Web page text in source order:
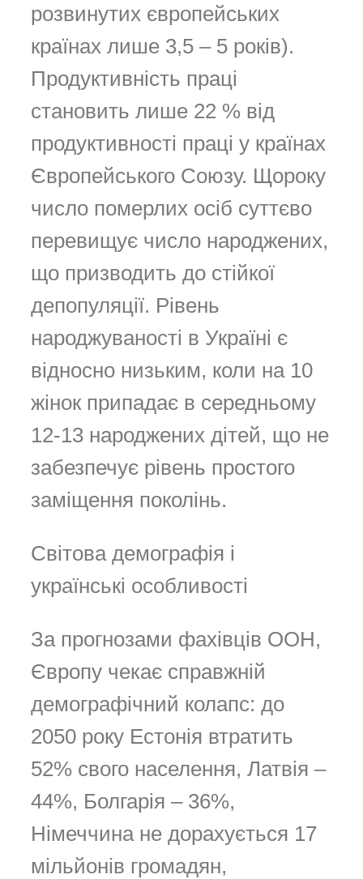
розвинутих європейських
країнах лише 3,5 – 5 років).
Продуктивність праці
становить лише 22 % від
продуктивності праці у країнах
Європейського Союзу. Щороку
число померлих осіб суттєво
перевищує число народжених,
що призводить до стійкої
депопуляції. Рівень
народжуваності в Україні є
відносно низьким, коли на 10
жінок припадає в середньому
12-13 народжених дітей, що не
забезпечує рівень простого
заміщення поколінь.
Світова демографія і
українські особливості
За прогнозами фахівців ООН,
Європу чекає справжній
демографічний колапс: до
2050 року Естонія втратить
52% свого населення, Латвія –
44%, Болгарія – 36%,
Німеччина не дорахується 17
мільйонів громадян,